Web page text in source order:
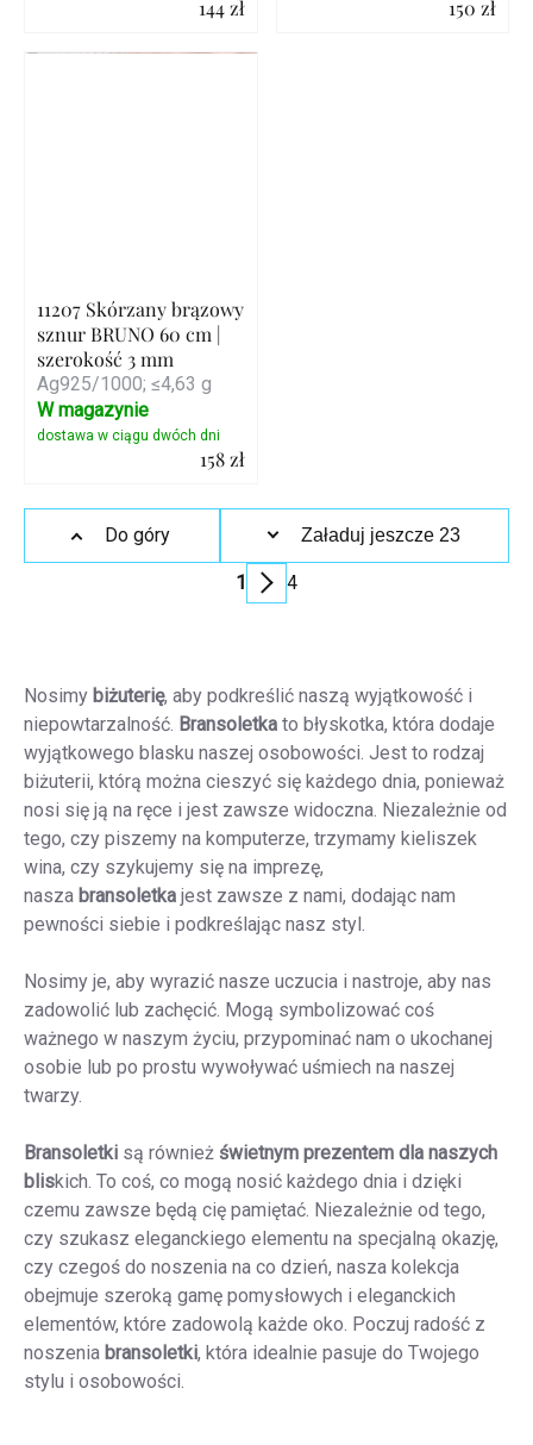
144 zł
Szczegóły
150 zł
11207 Skórzany brązowy
sznur BRUNO 60 cm |
szerokość 3 mm
Ag925/1000; ≤4,63 g
158 zł
Szczegóły
W magazynie
Kontrolki
listy
Załaduj jeszcze 23
Paginacja
1 4
Do góry
Nosimy biżuterię, aby podkreślić naszą wyjątkowość i
niepowtarzalność. Bransoletka to błyskotka, która dodaje
wyjątkowego blasku naszej osobowości. Jest to rodzaj
biżuterii, którą można cieszyć się każdego dnia, ponieważ
nosi się ją na ręce i jest zawsze widoczna. Niezależnie od
tego, czy piszemy na komputerze, trzymamy kieliszek
wina, czy szykujemy się na imprezę,
nasza bransoletka jest zawsze z nami, dodając nam
pewności siebie i podkreślając nasz styl.
Nosimy je, aby wyrazić nasze uczucia i nastroje, aby nas
zadowolić lub zachęcić. Mogą symbolizować coś
ważnego w naszym życiu, przypominać nam o ukochanej
osobie lub po prostu wywoływać uśmiech na naszej
twarzy.
Bransoletki są również świetnym prezentem dla naszych
bliskich. To coś, co mogą nosić każdego dnia i dzięki
czemu zawsze będą cię pamiętać. Niezależnie od tego,
czy szukasz eleganckiego elementu na specjalną okazję,
czy czegoś do noszenia na co dzień, nasza kolekcja
obejmuje szeroką gamę pomysłowych i eleganckich
elementów, które zadowolą każde oko. Poczuj radość z
noszenia bransoletki, która idealnie pasuje do Twojego
stylu i osobowości.